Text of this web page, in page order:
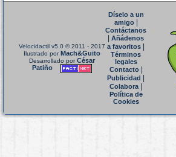
Velocidactil v5.0 © 2011 - 2017
Ilustrado porMach&Guito
Desarrollado porCésar
Patiño
Díselo a un
amigo|
Contáctanos
Añádenos
a favoritos
Términos
legales
Contacto|
Publicidad
Colabora|
Política de
Cookies